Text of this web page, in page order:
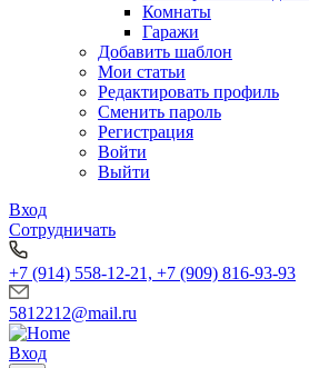
Комнаты
Гаражи
Добавить шаблон
Мои статьи
Редактировать профиль
Сменить пароль
Регистрация
Войти
Выйти
Вход
Сотрудничать
+7 (914) 558-12-21, +7 (909) 816-93-93
5812212@mail.ru
Вход